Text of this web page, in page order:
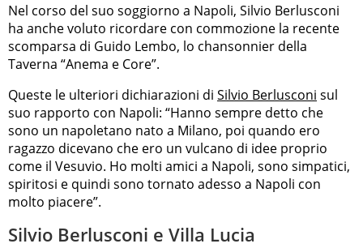
Nel corso del suo soggiorno a Napoli, Silvio Berlusconi
ha anche voluto ricordare con commozione la recente
scomparsa di Guido Lembo, lo chansonnier della
Taverna “Anema e Core”.
Queste le ulteriori dichiarazioni di Silvio Berlusconi sul
suo rapporto con Napoli: “Hanno sempre detto che
sono un napoletano nato a Milano, poi quando ero
ragazzo dicevano che ero un vulcano di idee proprio
come il Vesuvio. Ho molti amici a Napoli, sono simpatici,
spiritosi e quindi sono tornato adesso a Napoli con
molto piacere”.
Silvio Berlusconi e Villa Lucia